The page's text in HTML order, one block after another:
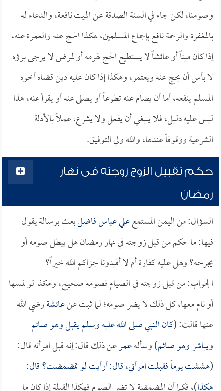
وصومنا، لكن جاء في السنة الصدقة عن الميت نافعة، والدعاء له
بالمغفرة والرحمة نافع بإجماع المسلمين، هكذا الحج عنه والعمرة عنه،
إذا كان ميتاً أو عائشاً لا يستطيع الحج لهرمه أو لمرض لا يرجى برؤه
لا بأس أن يحج عنه ويعتمر، وهكذا إذا كان عليه دين قضاه أخوه
المسلم ينفعه، أما أن يصام عنه تطوعاً أو يصلى عنه أو يقرأ عنه، هذا
ليس عليه دليل، فلا ينبغي أن يفعل ولا يشرع، عملاً بالأدلة
الشرعية ووقوفاً عندها، والله ولي التوفيق.
حكم تقبيل الزوج زوجته في نهار
رمضان
السؤال: من اليمن المستمععلي عباس فاضلبعث برسالة يقول
فيها: ما حكم من قبل زوجته في نهار رمضان هل يبطل صومه أو
يجرحه؟ وهل عليه كفارة أم لا أفيدونا جزاكم الله خيراً؟
الجواب: من قبل زوجته في الصيام فصومه صحيح، وهكذا لو لمسها
أو نام معها، كل ذلك لا يضر صومه؛ لما ثبت عنعائشةرضي الله
عنها قالت: (كان النبي صلى الله عليه وسلم يقبل وهو صائم
ويباشر وهو صائم) وسألهعمرعن ذلك قال: إنه قبل امرأته قال:
(هششت يوماً فقبلت امرأتي، قال: أرأيت لو تمضمضت؟ قال: